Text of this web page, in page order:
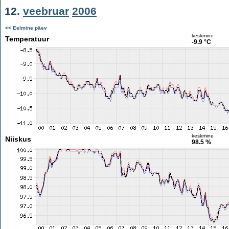
12. veebruar 2006
<< Eelmine päev
Temperatuur keskmine
-9.9 °C
Niiskus keskmine
98.5 %